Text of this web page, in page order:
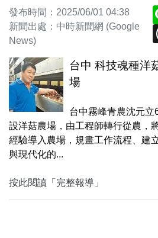
發布時間：2025/06/01 04:38
新聞出處：中時新聞網 (Google
News)
台中 科技魂種洋
場
台中霧峰青農沈元立
設洋菇農場，由工程師轉行從農，
經驗導入農場，規畫工作流程、建
與現代化的...
按此閱讀「完整報導」